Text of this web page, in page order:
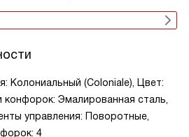
Колониальный (Coloniale), Цвет:
Эмалированная сталь,
управления: Поворотные,
4